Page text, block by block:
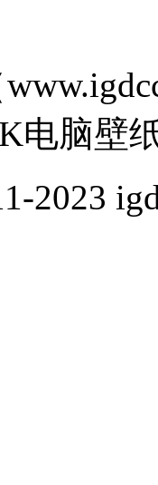
电脑壁
2023